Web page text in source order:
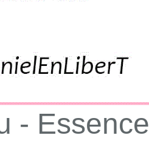
- Essence